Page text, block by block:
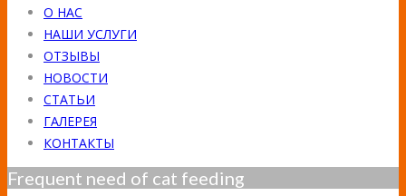
О НАС
НАШИ УСЛУГИ
ОТЗЫВЫ
НОВОСТИ
СТАТЬИ
ГАЛЕРЕЯ
КОНТАКТЫ
Frequent need of cat feeding